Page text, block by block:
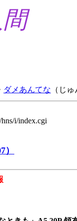
ダメあんてな （じ
i/index.cgi